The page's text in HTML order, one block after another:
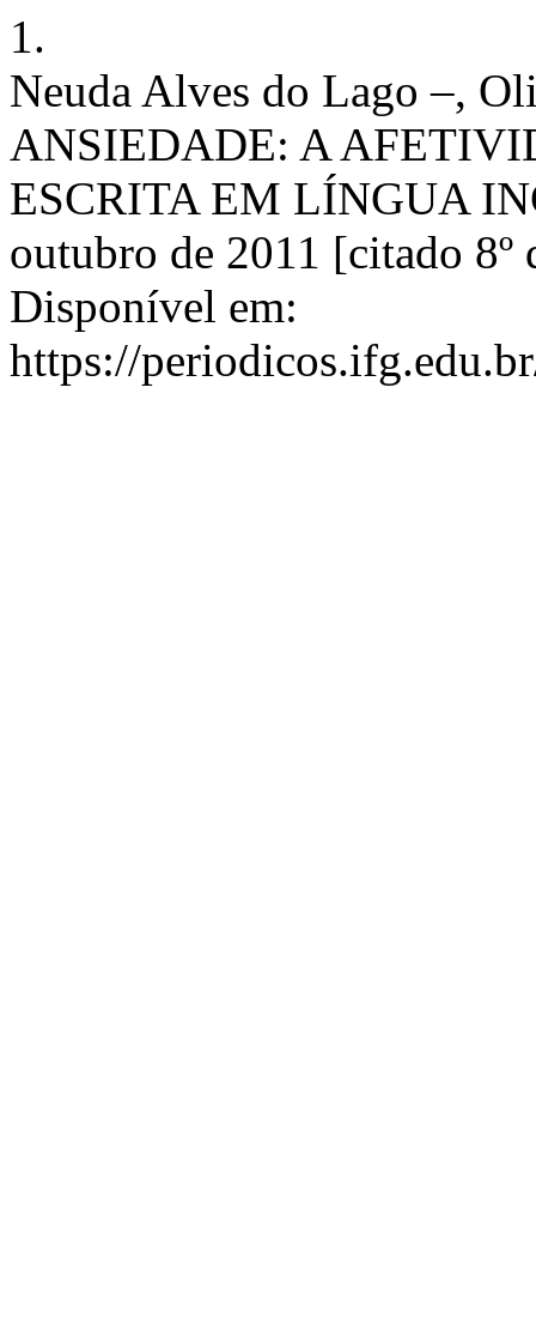
1.
Neuda Alves do Lago –,
ANSIEDADE: A
ESCRITA EM LÍNGUA
outubro de 2011 [citado
Disponível em:
https://